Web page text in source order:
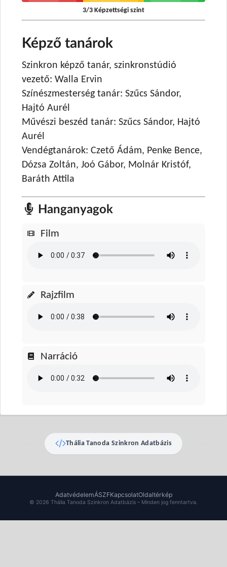
3/3 Képzettségi szint
Képző tanárok
Szinkron képző tanár, szinkronstúdió
vezető: Walla Ervin
Színészmesterség tanár: Szűcs Sándor,
Hajtó Aurél
Művészi beszéd tanár: Szűcs Sándor, Hajtó
Aurél
Vendégtanárok: Czető Ádám, Penke Bence,
Dózsa Zoltán, Joó Gábor, Molnár Kristóf,
Baráth Attila
Hanganyagok
Film
Rajzfilm
Narráció
Thália Tanoda Szinkron Adatbázis
AdatvédelemÁSZFKapcsolatOldaltérkép
© 2026 Thália Tanoda Szinkron Adatbázis – Minden jog fenntartva.